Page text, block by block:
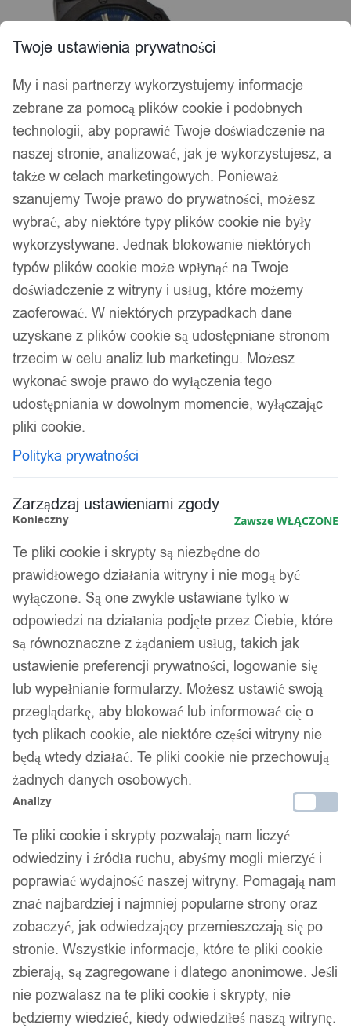
Twoje ustawienia prywatności
My i nasi partnerzy wykorzystujemy informacje
zebrane za pomocą plików cookie i podobnych
technologii, aby poprawić Twoje doświadczenie na
naszej stronie, analizować, jak je wykorzystujesz, a
także w celach marketingowych. Ponieważ
szanujemy Twoje prawo do prywatności, możesz
wybrać, aby niektóre typy plików cookie nie były
wykorzystywane. Jednak blokowanie niektórych
typów plików cookie może wpłynąć na Twoje
doświadczenie z witryny i usług, które możemy
zaoferować. W niektórych przypadkach dane
uzyskane z plików cookie są udostępniane stronom
trzecim w celu analiz lub marketingu. Możesz
wykonać swoje prawo do wyłączenia tego
udostępniania w dowolnym momencie, wyłączając
pliki cookie.
Polityka prywatności
Zarządzaj ustawieniami zgody
Konieczny Zawsze WŁĄCZONE
Te pliki cookie i skrypty są niezbędne do
prawidłowego działania witryny i nie mogą być
wyłączone. Są one zwykle ustawiane tylko w
odpowiedzi na działania podjęte przez Ciebie, które
są równoznaczne z żądaniem usług, takich jak
ustawienie preferencji prywatności, logowanie się
lub wypełnianie formularzy. Możesz ustawić swoją
przeglądarkę, aby blokować lub informować cię o
tych plikach cookie, ale niektóre części witryny nie
będą wtedy działać. Te pliki cookie nie przechowują
żadnych danych osobowych.
Analizy
Te pliki cookie i skrypty pozwalają nam liczyć
odwiedziny i źródła ruchu, abyśmy mogli mierzyć i
poprawiać wydajność naszej witryny. Pomagają nam
znać najbardziej i najmniej popularne strony oraz
zobaczyć, jak odwiedzający przemieszczają się po
stronie. Wszystkie informacje, które te pliki cookie
zbierają, są zagregowane i dlatego anonimowe. Jeśli
nie pozwalasz na te pliki cookie i skrypty, nie
będziemy wiedzieć, kiedy odwiedziłeś naszą witrynę.